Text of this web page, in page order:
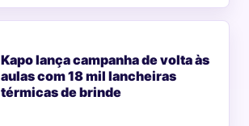
Kapo lança campanha de volta às
aulas com 18 mil lancheiras
térmicas de brinde